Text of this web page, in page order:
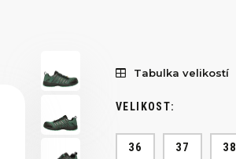
Tabulka velikostí
VELIKOST:
36 37 38